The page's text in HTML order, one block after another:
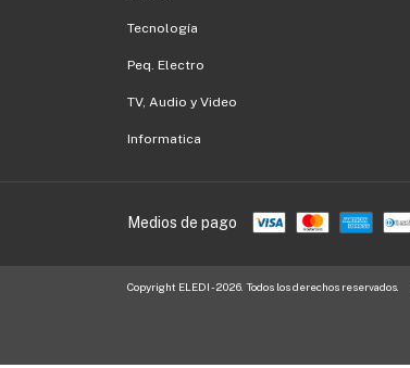
Tecnología
Peq. Electro
TV, Audio y Video
Informatica
Medios de pago
Copyright ELEDI - 2026. Todos los derechos reservados.